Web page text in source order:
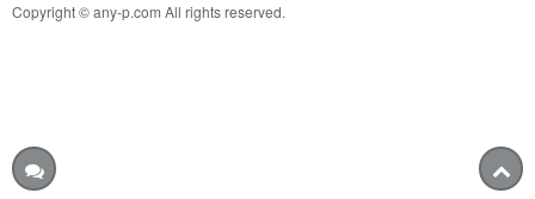
Copyright © any-p.com All rights reserved.